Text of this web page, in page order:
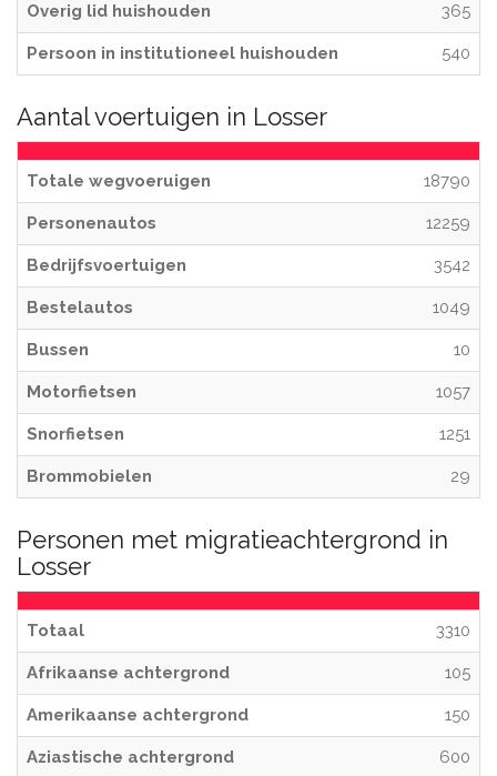
Overig lid huishouden 365
Persoon in institutioneel huishouden 540
Aantal voertuigen in Losser
Totale wegvoeruigen 18790
Personenautos 12259
Bedrijfsvoertuigen 3542
Bestelautos 1049
Bussen 10
Motorfietsen 1057
Snorfietsen 1251
Brommobielen 29
Personen met migratieachtergrond in
Losser
Totaal 3310
Afrikaanse achtergrond 105
Amerikaanse achtergrond 150
Aziastische achtergrond 600